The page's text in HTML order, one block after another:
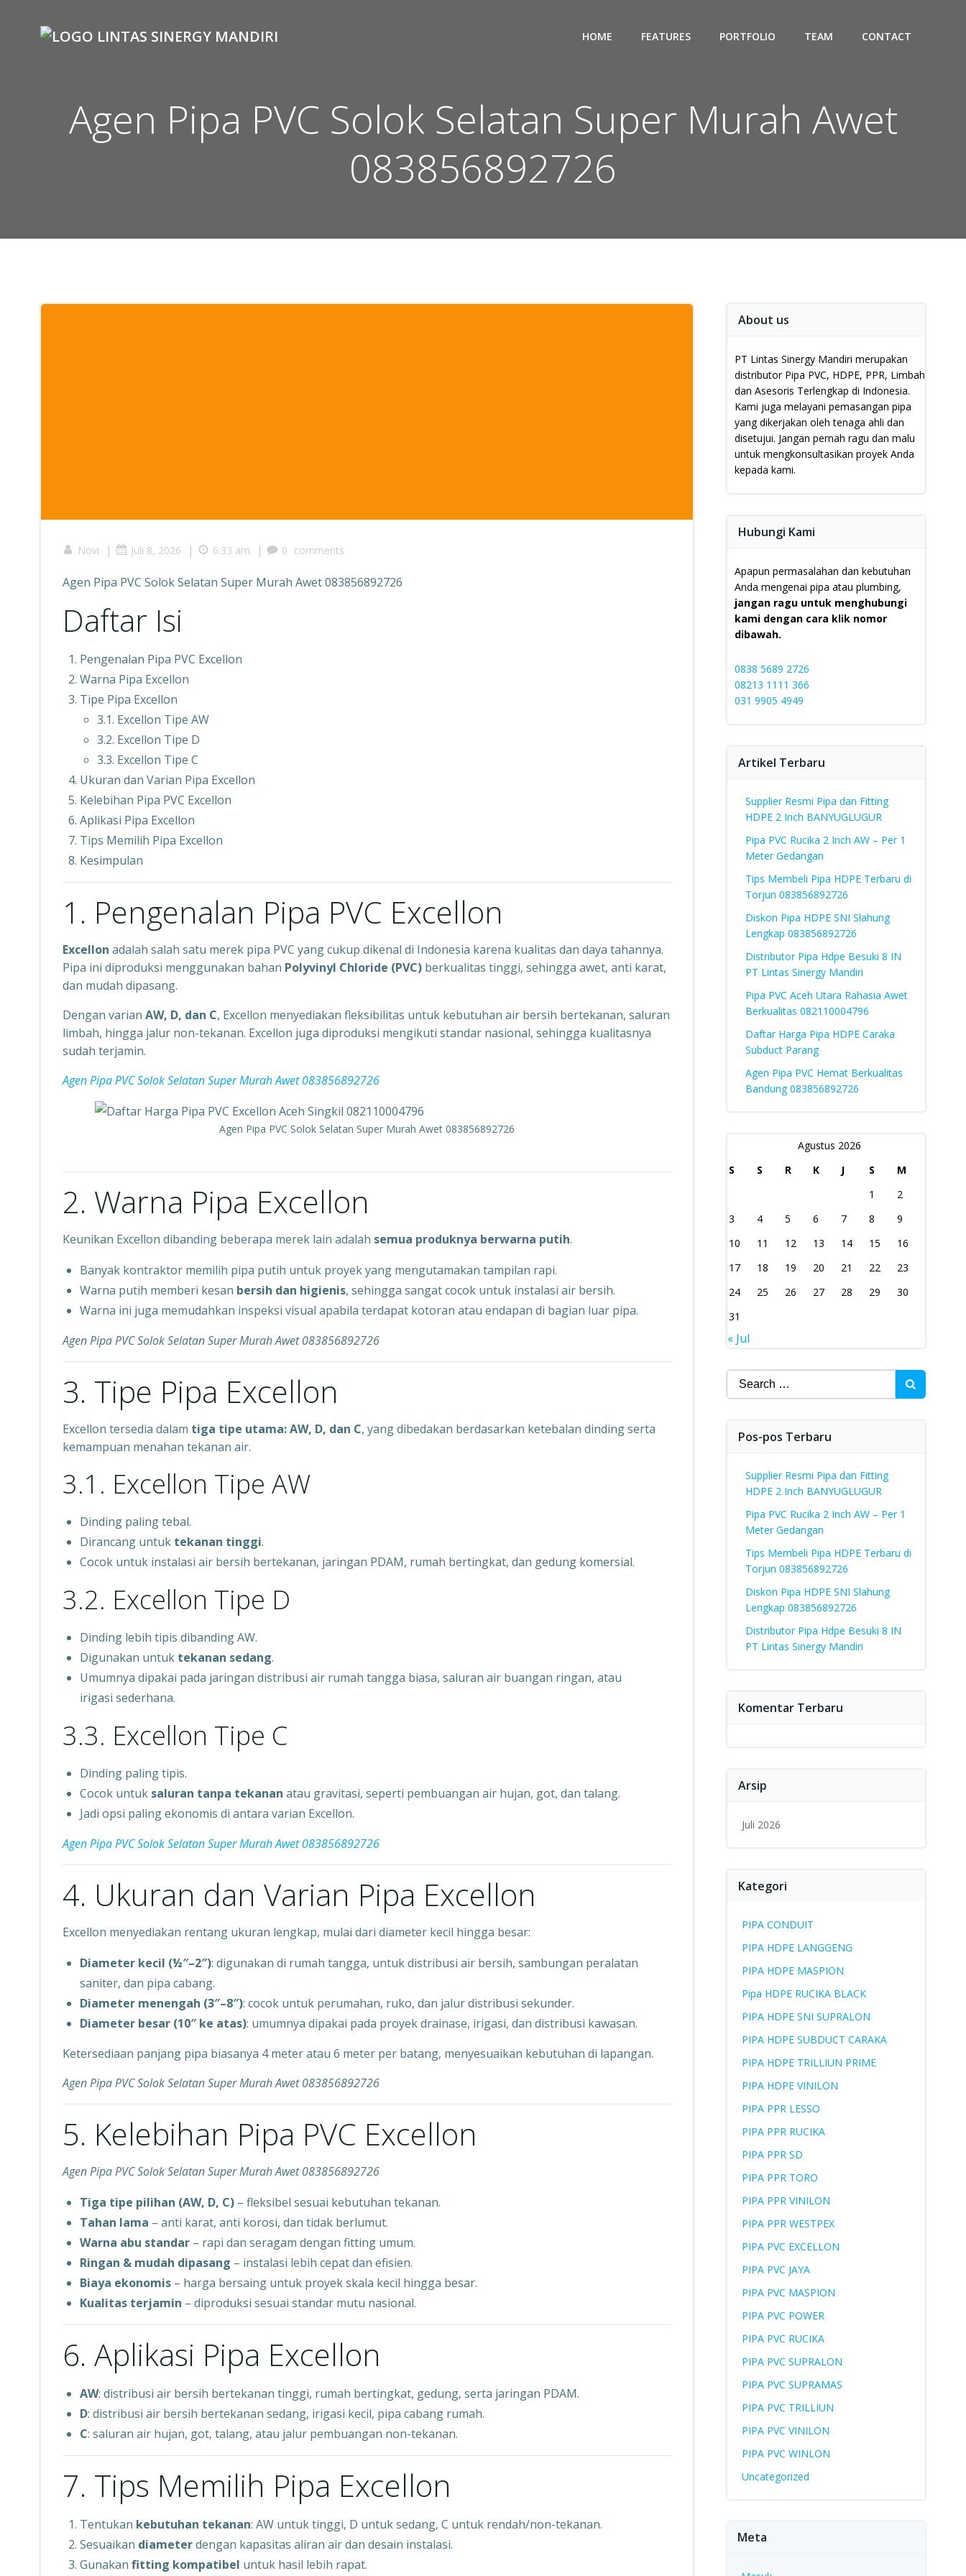
content
HOME FEATURES PORTFOLIO TEAM CONTACT
Agen Pipa PVC Solok Selatan Super Murah Awet
083856892726
Novi | Juli 8, 2026 | 6:33 am | 0 comments
Agen Pipa PVC Solok Selatan Super Murah Awet 083856892726
Daftar Isi
Pengenalan Pipa PVC Excellon
Warna Pipa Excellon
Tipe Pipa Excellon
3.1. Excellon Tipe AW
3.2. Excellon Tipe D
3.3. Excellon Tipe C
Ukuran dan Varian Pipa Excellon
Kelebihan Pipa PVC Excellon
Aplikasi Pipa Excellon
Tips Memilih Pipa Excellon
Kesimpulan
1. Pengenalan Pipa PVC Excellon
Excellon adalah salah satu merek pipa PVC yang cukup dikenal di Indonesia karena kualitas dan daya tahannya.
Pipa ini diproduksi menggunakan bahan Polyvinyl Chloride (PVC) berkualitas tinggi, sehingga awet, anti karat,
dan mudah dipasang.
Dengan varian AW, D, dan C, Excellon menyediakan fleksibilitas untuk kebutuhan air bersih bertekanan, saluran
limbah, hingga jalur non-tekanan. Excellon juga diproduksi mengikuti standar nasional, sehingga kualitasnya
sudah terjamin.
Agen Pipa PVC Solok Selatan Super Murah Awet 083856892726
Agen Pipa PVC Solok Selatan Super Murah Awet 083856892726
2. Warna Pipa Excellon
Keunikan Excellon dibanding beberapa merek lain adalah semua produknya berwarna putih.
Banyak kontraktor memilih pipa putih untuk proyek yang mengutamakan tampilan rapi.
Warna putih memberi kesan bersih dan higienis, sehingga sangat cocok untuk instalasi air bersih.
Warna ini juga memudahkan inspeksi visual apabila terdapat kotoran atau endapan di bagian luar pipa.
Agen Pipa PVC Solok Selatan Super Murah Awet 083856892726
3. Tipe Pipa Excellon
Excellon tersedia dalam tiga tipe utama: AW, D, dan C, yang dibedakan berdasarkan ketebalan dinding serta
kemampuan menahan tekanan air.
3.1. Excellon Tipe AW
Dinding paling tebal.
Dirancang untuk tekanan tinggi.
Cocok untuk instalasi air bersih bertekanan, jaringan PDAM, rumah bertingkat, dan gedung komersial.
3.2. Excellon Tipe D
Dinding lebih tipis dibanding AW.
Digunakan untuk tekanan sedang.
Umumnya dipakai pada jaringan distribusi air rumah tangga biasa, saluran air buangan ringan, atau
irigasi sederhana.
3.3. Excellon Tipe C
Dinding paling tipis.
Cocok untuk saluran tanpa tekanan atau gravitasi, seperti pembuangan air hujan, got, dan talang.
Jadi opsi paling ekonomis di antara varian Excellon.
Agen Pipa PVC Solok Selatan Super Murah Awet 083856892726
4. Ukuran dan Varian Pipa Excellon
Excellon menyediakan rentang ukuran lengkap, mulai dari diameter kecil hingga besar:
Diameter kecil (½″–2″): digunakan di rumah tangga, untuk distribusi air bersih, sambungan peralatan
saniter, dan pipa cabang.
Diameter menengah (3″–8″): cocok untuk perumahan, ruko, dan jalur distribusi sekunder.
Diameter besar (10″ ke atas): umumnya dipakai pada proyek drainase, irigasi, dan distribusi kawasan.
Ketersediaan panjang pipa biasanya 4 meter atau 6 meter per batang, menyesuaikan kebutuhan di lapangan.
Agen Pipa PVC Solok Selatan Super Murah Awet 083856892726
5. Kelebihan Pipa PVC Excellon
Agen Pipa PVC Solok Selatan Super Murah Awet 083856892726
Tiga tipe pilihan (AW, D, C) – fleksibel sesuai kebutuhan tekanan.
Tahan lama – anti karat, anti korosi, dan tidak berlumut.
Warna abu standar – rapi dan seragam dengan fitting umum.
Ringan & mudah dipasang – instalasi lebih cepat dan efisien.
Biaya ekonomis – harga bersaing untuk proyek skala kecil hingga besar.
Kualitas terjamin – diproduksi sesuai standar mutu nasional.
6. Aplikasi Pipa Excellon
AW: distribusi air bersih bertekanan tinggi, rumah bertingkat, gedung, serta jaringan PDAM.
D: distribusi air bersih bertekanan sedang, irigasi kecil, pipa cabang rumah.
C: saluran air hujan, got, talang, atau jalur pembuangan non-tekanan.
7. Tips Memilih Pipa Excellon
Tentukan kebutuhan tekanan: AW untuk tinggi, D untuk sedang, C untuk rendah/non-tekanan.
Sesuaikan diameterdengan kapasitas aliran air dan desain instalasi.
Gunakan fitting kompatibel untuk hasil lebih rapat.
About us
PT Lintas Sinergy Mandiri merupakan
distributor Pipa PVC, HDPE, PPR, Limbah
dan Asesoris Terlengkap di Indonesia.
Kami juga melayani pemasangan pipa
yang dikerjakan oleh tenaga ahli dan
disetujui. Jangan pernah ragu dan malu
untuk mengkonsultasikan proyek Anda
kepada kami.
Hubungi Kami
Apapun permasalahan dan kebutuhan
Anda mengenai pipa atau plumbing,
jangan ragu untuk menghubungi
kami dengan cara klik nomor
dibawah.
0838 5689 2726
08213 1111 366
031 9905 4949
Artikel Terbaru
Supplier Resmi Pipa dan Fitting
HDPE 2 Inch BANYUGLUGUR
Pipa PVC Rucika 2 Inch AW – Per 1
Meter Gedangan
Tips Membeli Pipa HDPE Terbaru di
Torjun 083856892726
Diskon Pipa HDPE SNI Slahung
Lengkap 083856892726
Distributor Pipa Hdpe Besuki 8 IN
PT Lintas Sinergy Mandiri
Pipa PVC Aceh Utara Rahasia Awet
Berkualitas 082110004796
Daftar Harga Pipa HDPE Caraka
Subduct Parang
Agen Pipa PVC Hemat Berkualitas
Bandung 083856892726
Agustus 2026
S
S R K J S
M
1
2
3
4 5 6 7 8
9
10
11 12 13 14 15
16
17
18 19 20 21 22
23
24
25 26 27 28 29
30
31
« Jul
Search
for:
Pos-pos Terbaru
Supplier Resmi Pipa dan Fitting
HDPE 2 Inch BANYUGLUGUR
Pipa PVC Rucika 2 Inch AW – Per 1
Meter Gedangan
Tips Membeli Pipa HDPE Terbaru di
Torjun 083856892726
Diskon Pipa HDPE SNI Slahung
Lengkap 083856892726
Distributor Pipa Hdpe Besuki 8 IN
PT Lintas Sinergy Mandiri
Komentar Terbaru
Arsip
Juli 2026
Kategori
PIPA CONDUIT
PIPA HDPE LANGGENG
PIPA HDPE MASPION
Pipa HDPE RUCIKA BLACK
PIPA HDPE SNI SUPRALON
PIPA HDPE SUBDUCT CARAKA
PIPA HDPE TRILLIUN PRIME
PIPA HDPE VINILON
PIPA PPR LESSO
PIPA PPR RUCIKA
PIPA PPR SD
PIPA PPR TORO
PIPA PPR VINILON
PIPA PPR WESTPEX
PIPA PVC EXCELLON
PIPA PVC JAYA
PIPA PVC MASPION
PIPA PVC POWER
PIPA PVC RUCIKA
PIPA PVC SUPRALON
PIPA PVC SUPRAMAS
PIPA PVC TRILLIUN
PIPA PVC VINILON
PIPA PVC WINLON
Uncategorized
Meta